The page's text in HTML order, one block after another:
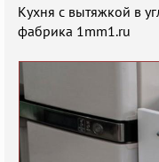
Кухня с вытяжкой в
фабрика 1mm1.ru